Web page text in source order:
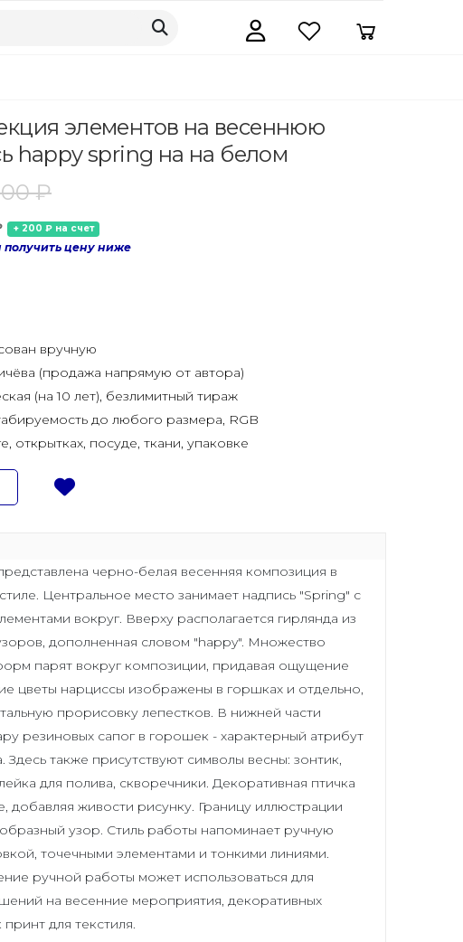
элементов на весеннюю
happy spring на на белом
₽
+ 200 ₽ на счет
получить цену ниже
вручную
(продажа напрямую от автора)
(на 10 лет), безлимитный тираж
до любого размера, RGB
открытках, посуде, ткани, упаковке
черно-белая весенняя композиция в
Центральное место занимает надпись "Spring" с
вокруг. Вверху располагается гирлянда из
дополненная словом "happy". Множество
парят вокруг композиции, придавая ощущение
цветы нарциссы изображены в горшках и отдельно,
прорисовку лепестков. В нижней части
резиновых сапог в горошек - характерный атрибут
Здесь также присутствуют символы весны: зонтик,
для полива, скворечники. Декоративная птичка
добавляя живости рисунку. Границу иллюстрации
узор. Стиль работы напоминает ручную
точечными элементами и тонкими линиями.
ручной работы может использоваться для
на весенние мероприятия, декоративных
для текстиля.